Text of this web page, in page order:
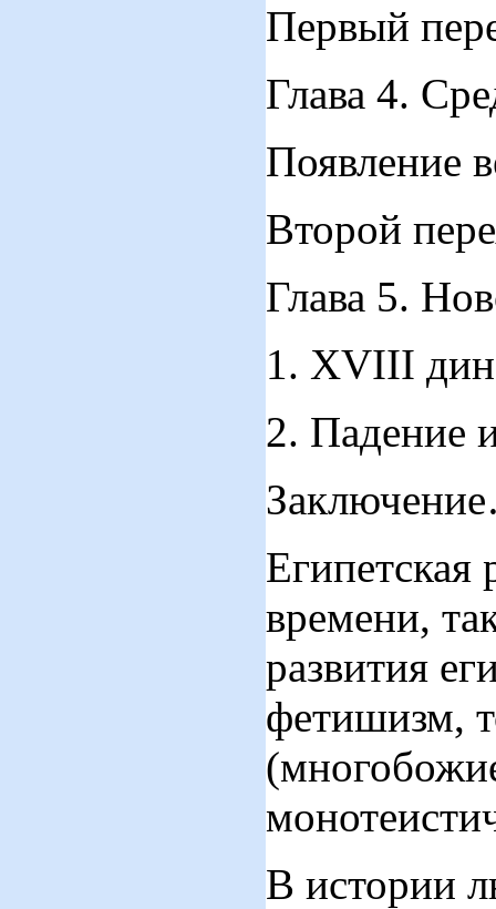
Первый
Глава 4.
Второй
Глава 5.
1. XVIII
2.
Египетская
времени,
развития
фетишизм,
В истории